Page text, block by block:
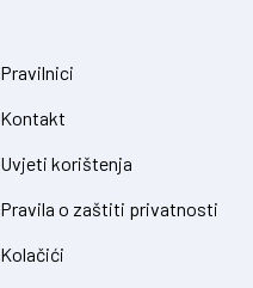
Pravilnici
Kontakt
Uvjeti korištenja
Pravila o zaštiti privatnosti
Kolačići